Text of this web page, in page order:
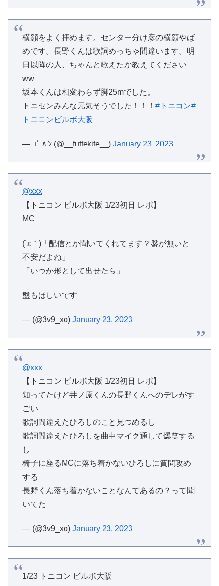
横顔をよく拝めます。センター分け彦の横顔やば
めです。長野くんは歌詞めっちゃ間違います。明
日以降の人、ちゃんと歌えたか教えてください
ww
坂本くんは相変わらず脚25mでした。
トニセンみんな元気そうでした！！！ #トニコン#
トニコンビルボ大阪
— ｺﾞ ﾊ ﾝ (@__futtekite__) January 23, 2023
@xxx
【トニコン ビルボ大阪 1/23初日 レポ】
MC
(´ε｀)「配信とか聞いてくれてます？盤が無いと
不安だよね」
「いつか形として出せたら」
盤もほしいです
— (@3v9_xo) January 23, 2023
@xxx
【トニコン ビルボ大阪 1/23初日 レポ】
知ってたけど井ノ原くんの長野くんへのデレがす
ごい
歌詞間違えたひろしのこと見つめるし
歌詞間違えたひろしを曲中マイク通して爆笑する
し
椅子に座るMCに落ち着かないひろしに質問攻め
する
長野くん落ち着かないことなんてあるの？って聞
いてた
— (@3v9_xo) January 23, 2023
1/23 トニコン ビルボ大阪